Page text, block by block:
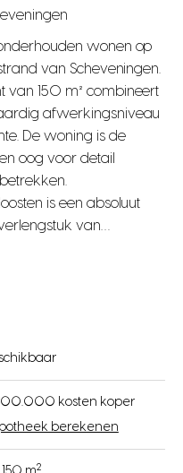
wonen op
van Scheveningen.
van 150 m² combineert
afwerkingsniveau
De woning is de
oog voor detail
is een absoluut
van…
kosten koper
berekenen
2